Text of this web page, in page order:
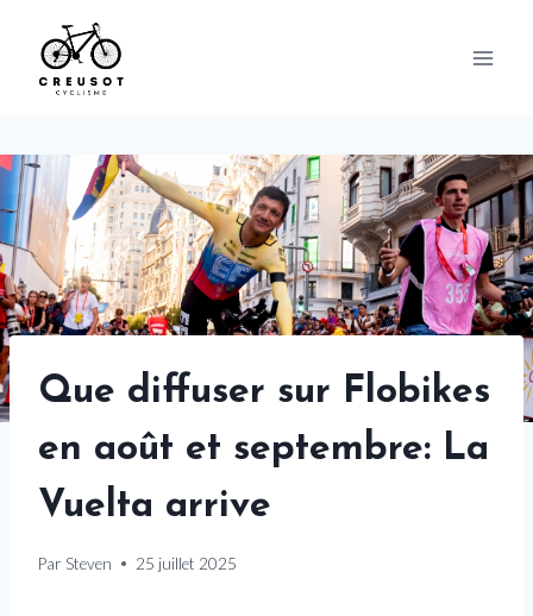
content
Que diffuser sur Flobikes
en août et septembre: La
Vuelta arrive
Par Steven 25 juillet 2025